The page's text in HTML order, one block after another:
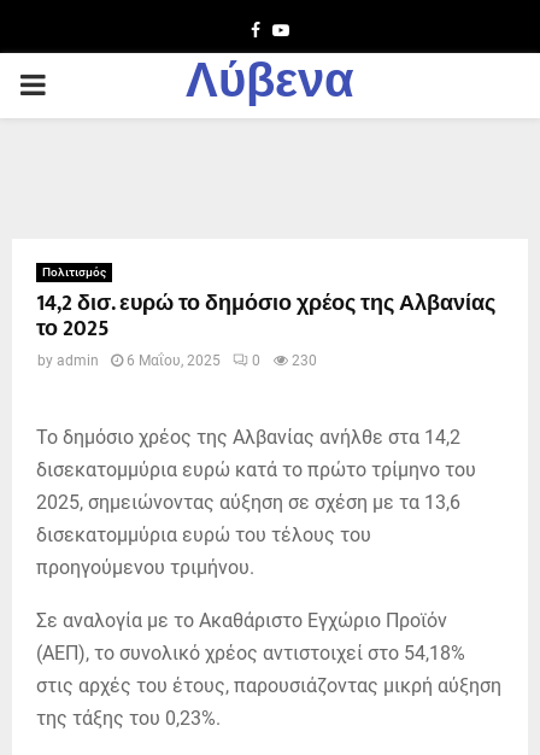
Facebook
Youtube
PRIMARY
Λύβενα
Πολιτισμός
14,2 δισ. ευρώ το δημόσιο χρέος της Αλβανίας
το 2025
by admin 6 Μαΐου, 2025 0 230
Το δημόσιο χρέος της Αλβανίας ανήλθε στα 14,2
δισεκατομμύρια ευρώ κατά το πρώτο τρίμηνο του
2025, σημειώνοντας αύξηση σε σχέση με τα 13,6
δισεκατομμύρια ευρώ του τέλους του
προηγούμενου τριμήνου.
Σε αναλογία με το Ακαθάριστο Εγχώριο Προϊόν
(ΑΕΠ), το συνολικό χρέος αντιστοιχεί στο 54,18%
στις αρχές του έτους, παρουσιάζοντας μικρή αύξηση
της τάξης του 0,23%.